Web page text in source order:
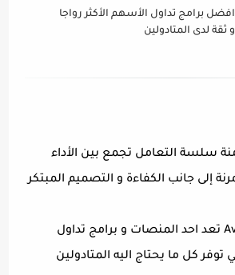
افضل برامج تداول الأسهم الأكثر رواجا
و ثقة لدى المتادولين
سلسة التعامل تجمع بين الأداء
إلى جانب الكفاءة و التصميم المبتكر
فإن منصة AvaTrade تعد احد المنصات و برامج تداول
توفر كل ما يحتاج اليه المتادولين